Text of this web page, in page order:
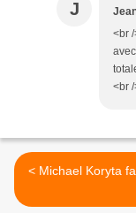
J
<br
<br
< Michael Koryta